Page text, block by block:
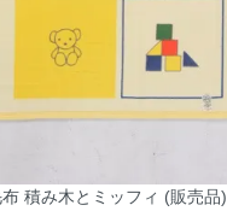
積み木とミッフィ (販売品)